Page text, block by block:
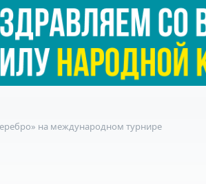
на международном турнире